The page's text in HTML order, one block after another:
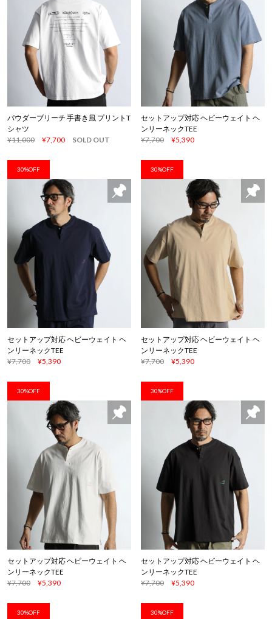
パウダーブリーチ 手書き風 プリントT
シャツ
¥11,000
¥7,700 SOLD OUT
セットアップ対応 ヘビーウェイト ヘ
ンリーネックTEE
¥7,700
¥5,390
30%OFF
セットアップ対応 ヘビーウェイト ヘ
ンリーネックTEE
¥7,700
¥5,390
30%OFF
セットアップ対応 ヘビーウェイト ヘ
ンリーネックTEE
¥7,700
¥5,390
30%OFF
セットアップ対応 ヘビーウェイト ヘ
ンリーネックTEE
¥7,700
¥5,390
30%OFF
セットアップ対応 ヘビーウェイト ヘ
ンリーネックTEE
¥7,700
¥5,390
30%OFF 30%OFF